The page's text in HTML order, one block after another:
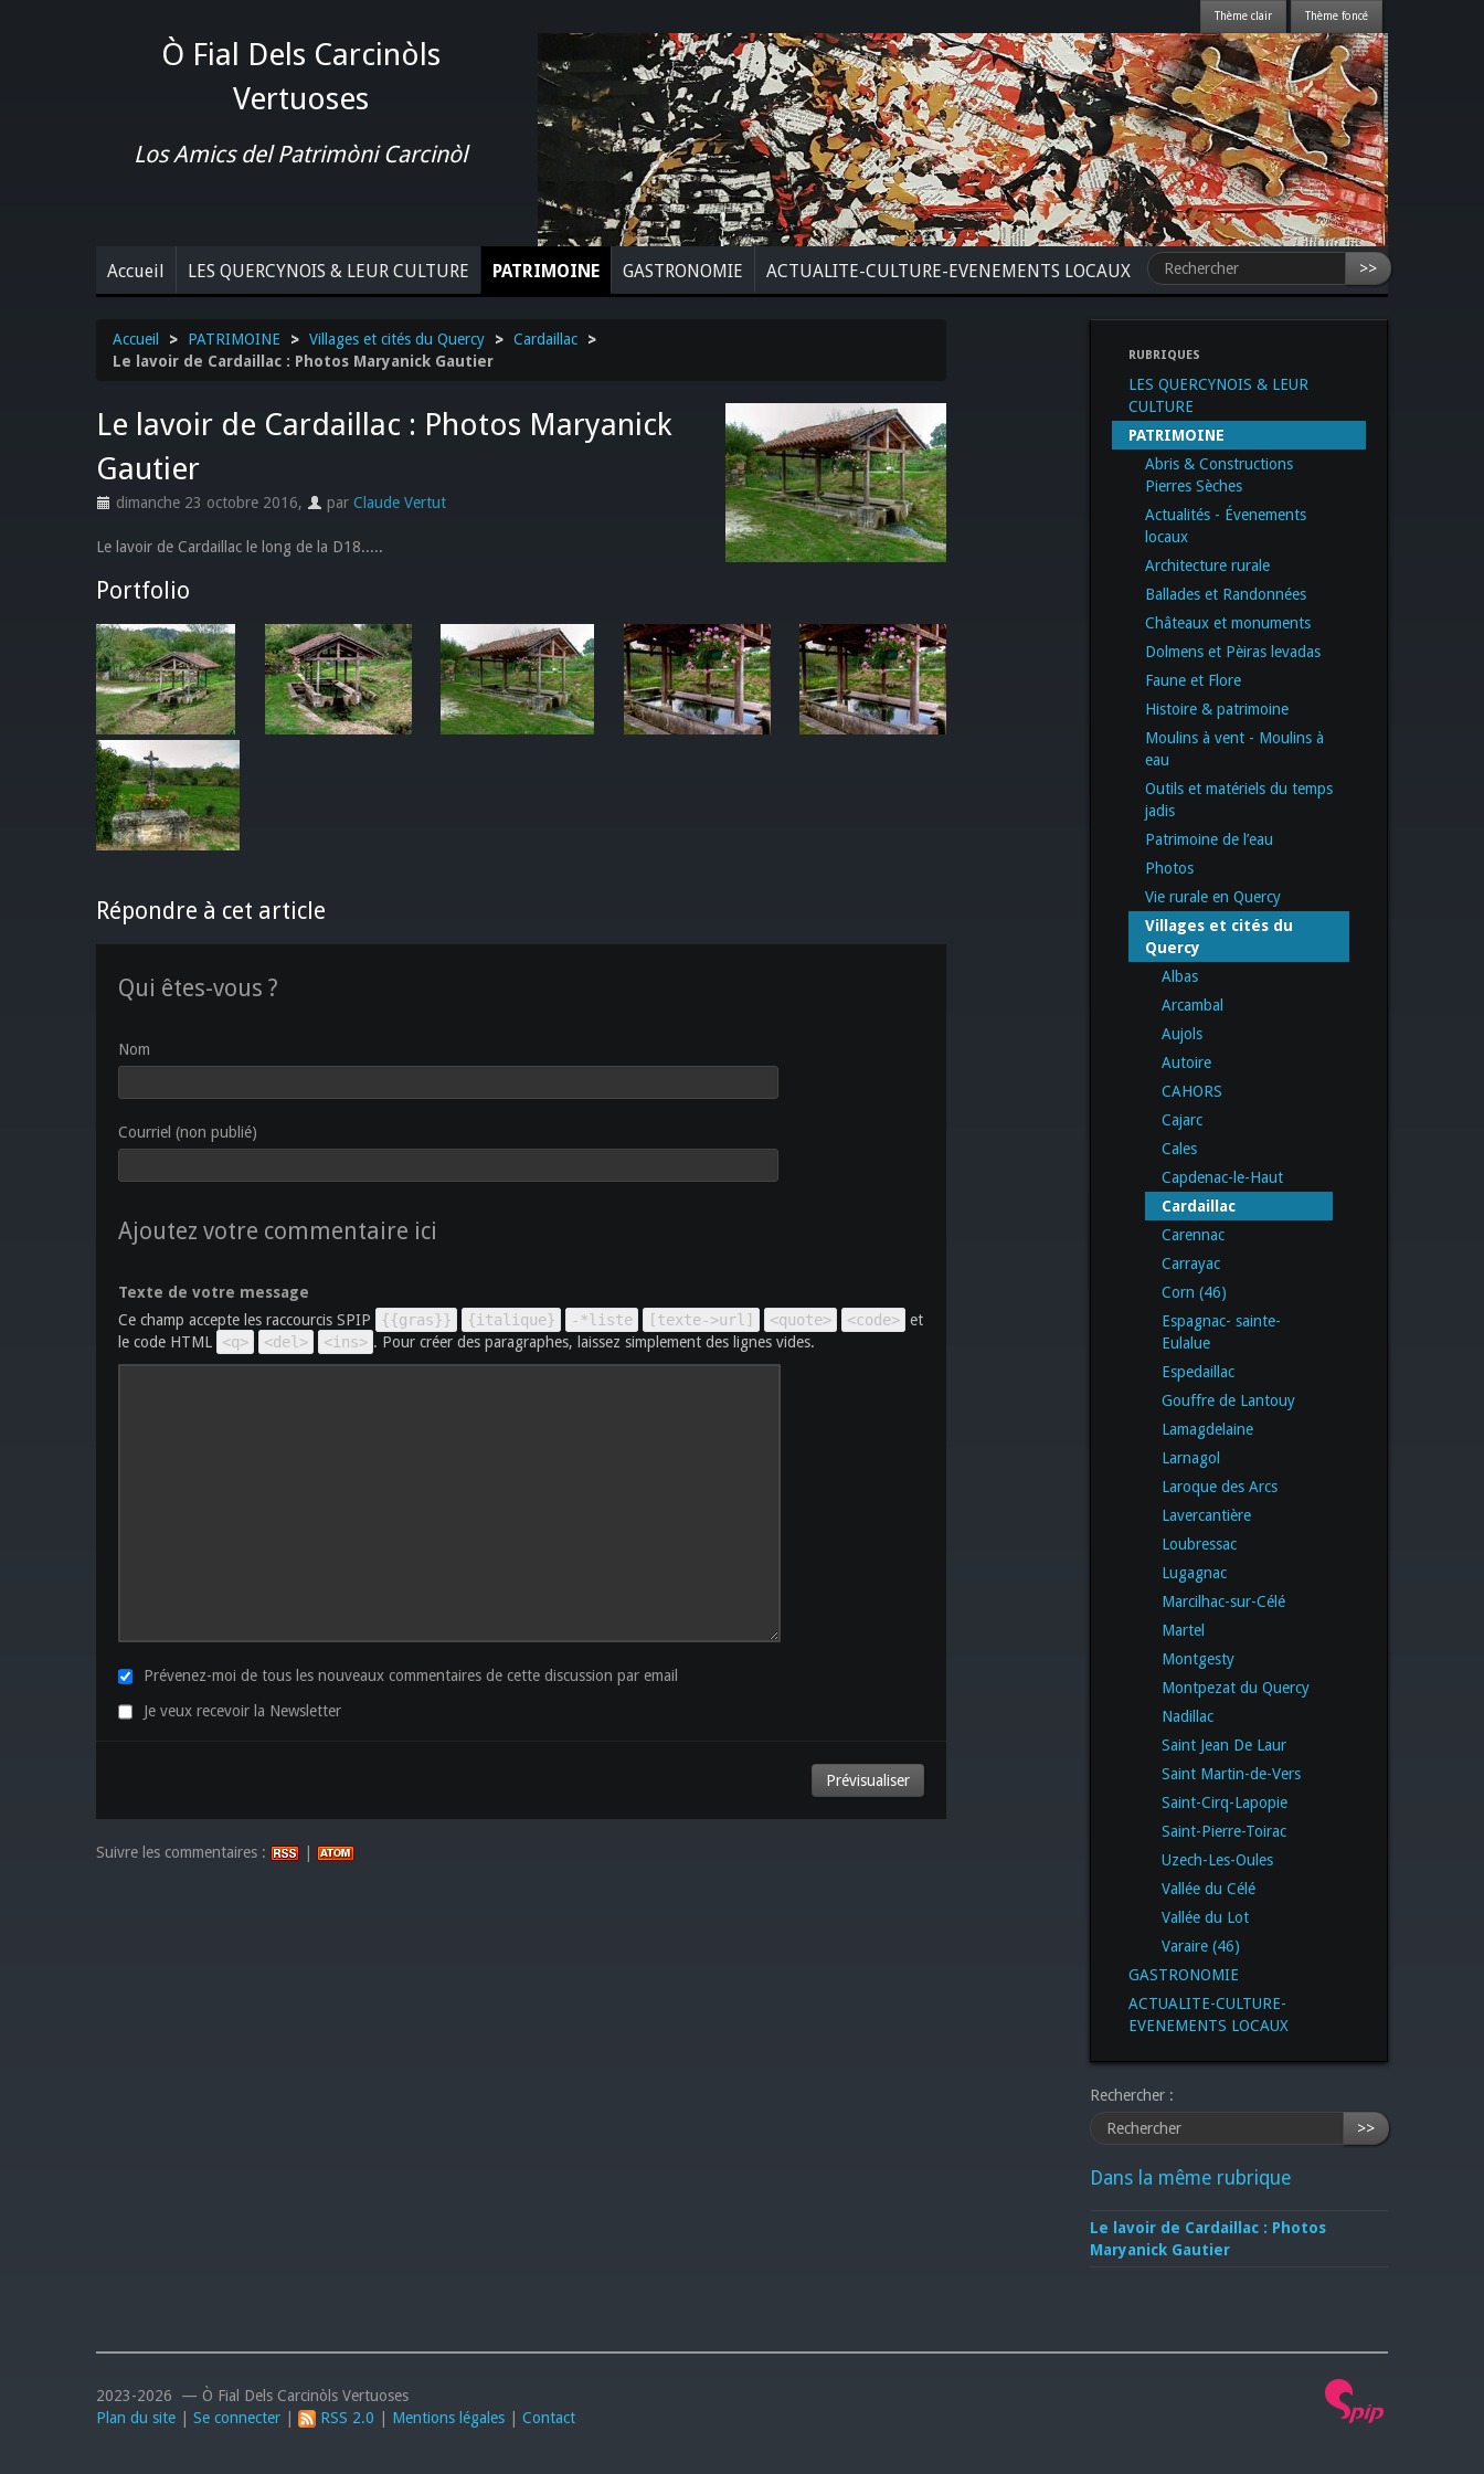
Ò Fial Dels Carcinòls
Vertuoses
Los Amics del Patrimòni Carcinòl
Accueil LES QUERCYNOIS & LEUR CULTURE PATRIMOINE GASTRONOMIE ACTUALITE-CULTURE-EVENEMENTS LOCAUX >>
Accueil > PATRIMOINE > Villages et cités du Quercy > Cardaillac
>
Le lavoir de Cardaillac : Photos Maryanick Gautier
Le lavoir de Cardaillac : Photos Maryanick
Gautier
dimanche 23 octobre 2016, par Claude Vertut
Le lavoir de Cardaillac le long de la D18.....
Portfolio
Répondre à cet article
Qui êtes-vous ?
Nom
Courriel (non publié)
Ajoutez votre commentaire ici
Texte de votre message
Ce champ accepte les raccourcis SPIP
{{gras}} {italique} -*liste [texte->url] <quote> <code> et
le code HTML
<q> <del> <ins> . Pour créer des paragraphes, laissez simplement des lignes vides.
Prévenez-moi de tous les nouveaux commentaires de cette discussion par email
Je veux recevoir la Newsletter
Suivre les commentaires :
RUBRIQUES
LES QUERCYNOIS & LEUR
CULTURE
PATRIMOINE
Abris & Constructions
Pierres Sèches
Actualités - Évenements
locaux
Architecture rurale
Ballades et Randonnées
Châteaux et monuments
Dolmens et Pèiras levadas
Faune et Flore
Histoire & patrimoine
Moulins à vent - Moulins à
eau
Outils et matériels du temps
jadis
Patrimoine de l’eau
Photos
Vie rurale en Quercy
Villages et cités du
Quercy
Albas
Arcambal
Aujols
Autoire
CAHORS
Cajarc
Cales
Capdenac-le-Haut
Cardaillac
Carennac
Carrayac
Corn (46)
Espagnac- sainte-
Eulalue
Espedaillac
Gouffre de Lantouy
Lamagdelaine
Larnagol
Laroque des Arcs
Lavercantière
Loubressac
Lugagnac
Marcilhac-sur-Célé
Martel
Montgesty
Montpezat du Quercy
Nadillac
Saint Jean De Laur
Saint Martin-de-Vers
Saint-Cirq-Lapopie
Saint-Pierre-Toirac
Uzech-Les-Oules
Vallée du Célé
Vallée du Lot
Varaire (46)
GASTRONOMIE
ACTUALITE-CULTURE-
EVENEMENTS LOCAUX
Rechercher :
>>
Dans la même rubrique
Le lavoir de Cardaillac : Photos
Maryanick Gautier
2023-2026 — Ò Fial Dels Carcinòls Vertuoses
Plan du site | Se connecter | RSS 2.0 | Mentions légales | Contact